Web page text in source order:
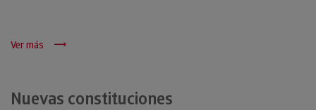
Ver más
Nuevas constituciones